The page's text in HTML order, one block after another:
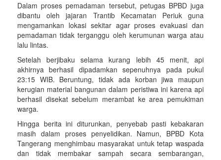
Dalam proses pemadaman tersebut, petugas BPBD juga
dibantu oleh jajaran Trantib Kecamatan Periuk guna
mengamankan lokasi sekitar agar proses evakuasi dan
pemadaman tidak terganggu oleh kerumunan warga atau
lalu lintas.
Setelah berjibaku selama kurang lebih 45 menit, api
akhirnya berhasil dipadamkan sepenuhnya pada pukul
23:15 WIB. Beruntung, tidak ada korban jiwa maupun
kerugian material bangunan dalam peristiwa ini karena api
berhasil disekat sebelum merambat ke area pemukiman
warga.
Hingga berita ini diturunkan, penyebab pasti kebakaran
masih dalam proses penyelidikan. Namun, BPBD Kota
Tangerang menghimbau masyarakat untuk tetap waspada
dan tidak membakar sampah secara sembarangan,